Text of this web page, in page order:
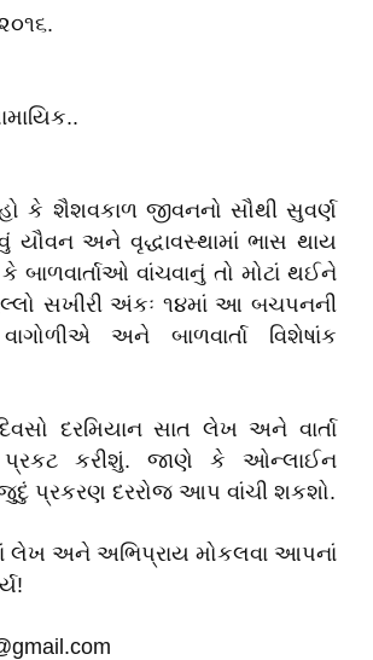
કે શૈશવકાળ જીવનનો સૌથી સુવર્ણ
અને વૃદ્ધાવસ્થામાં ભાસ થાય
બાળવાર્તાઓ વાંચવાનું તો મોટાં થઈને
સખીરી અંકઃ ૧૪માં આ બચપનની
અને બાળવાર્તા વિશેષાંક
દરમિયાન સાત લેખ અને વાર્તા
કરીશું. જાણે કે ઓન્લાઈન
પ્રકરણ દરરોજ આપ વાંચી શકશો.
લેખ અને અભિપ્રાય મોકલવા આપનાં